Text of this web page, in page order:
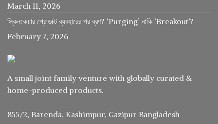
March 11, 2026
স্কিনকেয়ার প্রোডাক্ট ব্যবহারের পর ব্রণ? ‘Purging’ নাকি ‘Breakout’?
February 7, 2026
A small joint family venture with globally curated &
home-produced products.
855/2, Barenda, Kashimpur, Gazipur Bangladesh